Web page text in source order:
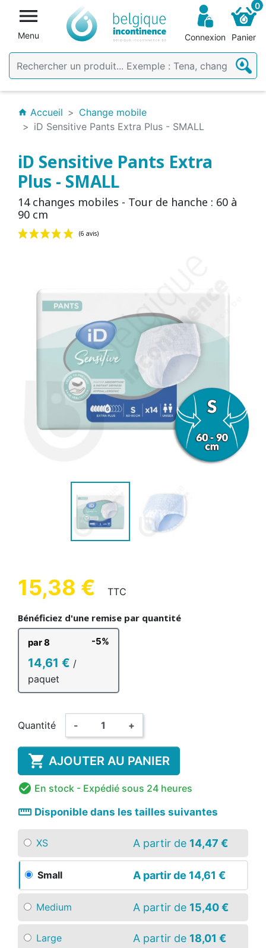

Menu Connexion
0
Panier
home Accueil
Change mobile
iD Sensitive Pants Extra Plus - SMALL
iD Sensitive Pants Extra
Plus - SMALL
14 changes mobiles - Tour de hanche : 60 à
90 cm
15,38 € TTC
Bénéficiez d'une remise par quantité
par 8 -5%
14,61 € /
paquet
Quantité - +
 AJOUTER AU PANIER
 En stock - Expédié sous 24 heures
straighten Disponible dans les tailles suivantes
XS A partir de 14,47 €
Small A partir de 14,61 €
Medium A partir de 15,40 €
Large A partir de 18,01 €